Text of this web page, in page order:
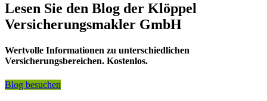
Lesen Sie den Blog der Klöppel
Versicherungsmakler GmbH
Wertvolle Informationen zu unterschiedlichen
Versicherungsbereichen. Kostenlos.
Blog besuchen